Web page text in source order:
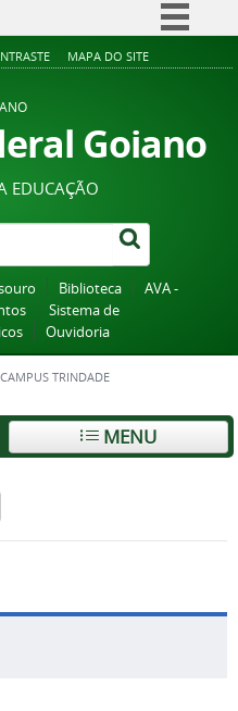
Simplifique!
Acesso à informação
Legislação
Canais
MAPA DO SITE
Goiano
EDUCAÇÃO
Biblioteca
AVA -
Sistema de
Ouvidoria
TRINDADE
MENU